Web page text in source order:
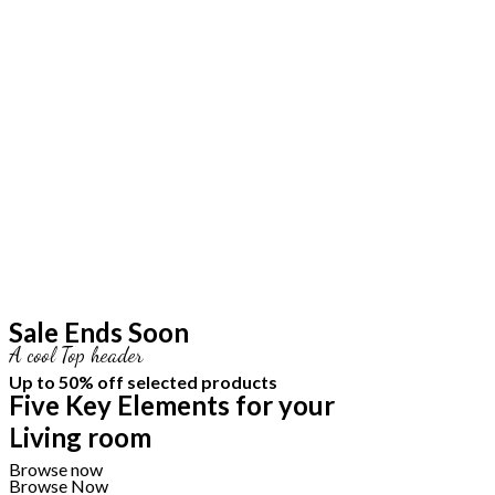
A cool Top header
Five Key Elements for your
Living room
Browse Now
Sale Ends Soon
Up to 50% off selected products
Browse now